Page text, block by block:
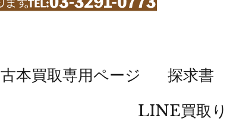
古本買取専用ページ 探求書
LINE買取り